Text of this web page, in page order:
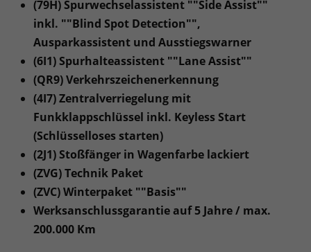
(79H) Spurwechselassistent ""Side Assist""
inkl. ""Blind Spot Detection"",
Ausparkassistent und Ausstiegswarner
(6I1) Spurhalteassistent ""Lane Assist""
(QR9) Verkehrszeichenerkennung
(4I7) Zentralverriegelung mit
Funkklappschlüssel inkl. Keyless Start
(Schlüsselloses starten)
(2J1) Stoßfänger in Wagenfarbe lackiert
(ZVG) Technik Paket
(ZVC) Winterpaket ""Basis""
Werksanschlussgarantie auf 5 Jahre / max.
200.000 Km